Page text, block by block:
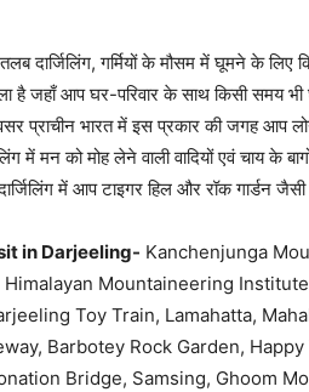
दार्जिलिंग, गर्मियों के मौसम में घूमने के लिए
है जहाँ आप घर-परिवार के साथ किसी समय
प्राचीन भारत में इस प्रकार की जगह आप
में मन को मोह लेने वाली वादियों एवं चाय
में आप टाइगर हिल और रॉक गार्डन
in Darjeeling- Kanchenjunga
Mountaineering
Toy Train, Lamahatta,
Barbotey Rock Garden,
Bridge, Samsing, Ghoom